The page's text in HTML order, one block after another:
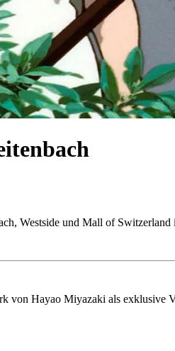
Westside und Mall of
von Hayao Miyazaki als